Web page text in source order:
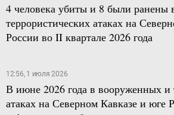
4 человека убиты и 8 были ранены
террористических атаках на
России во II квартале 2026 года
12:56, 1 июля 2026
В июне 2026 года в вооруженных и
атаках на Северном Кавказе и юге